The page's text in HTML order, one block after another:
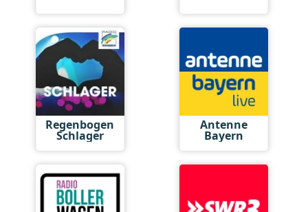
Regenbogen
Schlager
Antenne
Bayern